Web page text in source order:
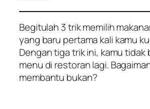
Begitulah 3 trik memilih
yang baru pertama kali kamu
Dengan tiga trik ini, kamu tidak
menu di restoran lagi.
membantu bukan?